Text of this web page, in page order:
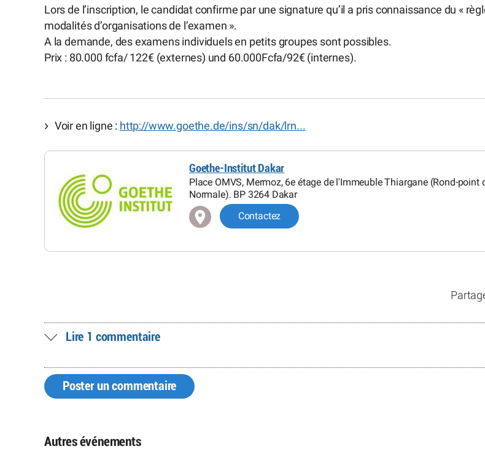
Lors de l’inscription, le candidat confirme par une signature qu’il a pris connaissance du «
modalités d’organisations de l’examen ».
A la demande, des examens individuels en petits groupes sont possibles.
Prix : 80.000 fcfa/ 122€ (externes) und 60.000Fcfa/92€ (internes).
Voir en ligne : http://www.goethe.de/ins/sn/dak/lrn...
Goethe-Institut Dakar
Place OMVS, Mermoz, 6e étage de l'Immeuble Thiargane (Rond-point
Normale). BP 3264 Dakar
Contactez
Lire 1 commentaire
Poster un commentaire
Autres événements